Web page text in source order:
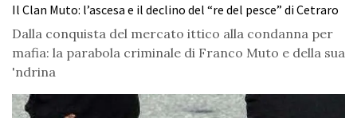
Il Clan Muto: l’ascesa e il declino del “re del pesce” di Cetraro
Dalla conquista del mercato ittico alla condanna per
mafia: la parabola criminale di Franco Muto e della sua
'ndrina